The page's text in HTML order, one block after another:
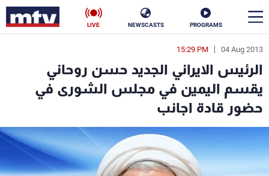
PROGRAMS
NEWSCASTS
LIVE
04 Aug 2013
15:29 PM
الرئيس الايراني الجديد حسن روحاني
يقسم اليمين في مجلس الشورى في
حضور قادة اجانب
en
الأخبار
سياسة
فن
رياضة